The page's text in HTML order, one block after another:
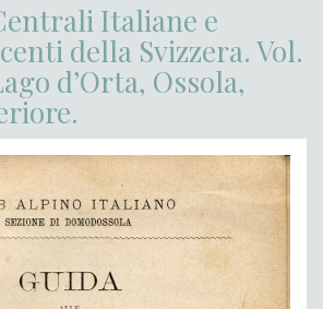
Italiane e
della Svizzera. Vol.
d’Orta, Ossola,